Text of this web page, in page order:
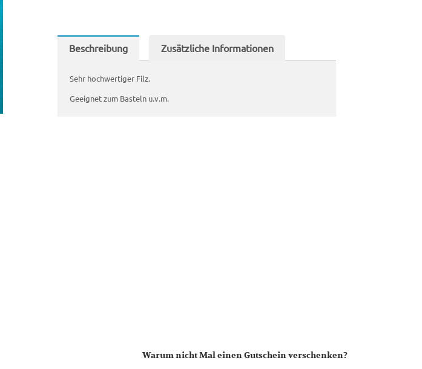
Beschreibung Zusätzliche Informationen
Sehr hochwertiger Filz.
Geeignet zum Basteln u.v.m.
Warum nicht Mal einen Gutschein verschenken?